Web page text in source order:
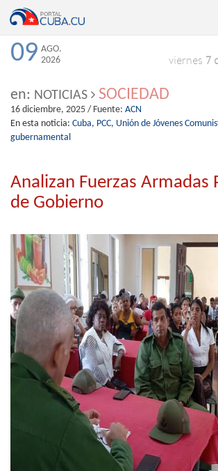
09 AGO.
2026
viernes 7
en: NOTICIAS SOCIEDAD
16 diciembre, 2025 / Fuente: ACN
En esta noticia: Cuba, PCC, Unión de Jóvenes
gubernamental
Analizan Fuerzas Armadas
de Gobierno